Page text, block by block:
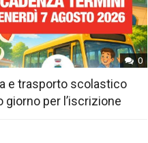
0
e trasporto scolastico
giorno per l’iscrizione